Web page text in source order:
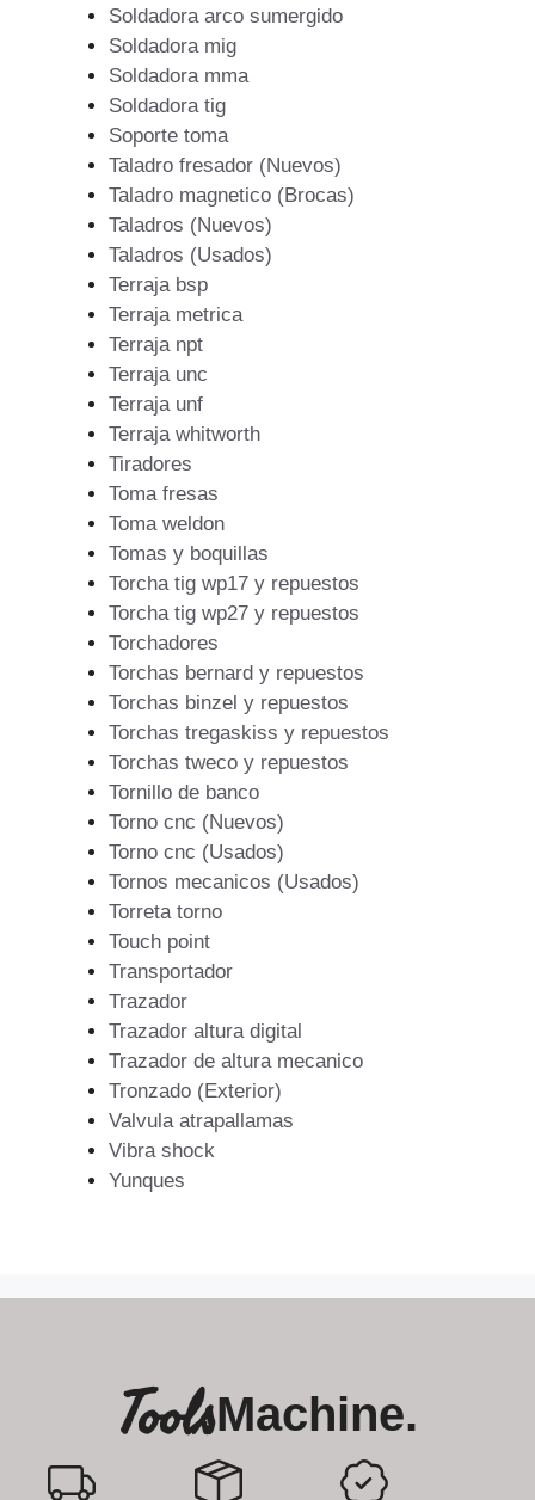
Soldadora arco sumergido
Soldadora mig
Soldadora mma
Soldadora tig
Soporte toma
Taladro fresador (Nuevos)
Taladro magnetico (Brocas)
Taladros (Nuevos)
Taladros (Usados)
Terraja bsp
Terraja metrica
Terraja npt
Terraja unc
Terraja unf
Terraja whitworth
Tiradores
Toma fresas
Toma weldon
Tomas y boquillas
Torcha tig wp17 y repuestos
Torcha tig wp27 y repuestos
Torchadores
Torchas bernard y repuestos
Torchas binzel y repuestos
Torchas tregaskiss y repuestos
Torchas tweco y repuestos
Tornillo de banco
Torno cnc (Nuevos)
Torno cnc (Usados)
Tornos mecanicos (Usados)
Torreta torno
Touch point
Transportador
Trazador
Trazador altura digital
Trazador de altura mecanico
Tronzado (Exterior)
Valvula atrapallamas
Vibra shock
Yunques
ToolsMachine.